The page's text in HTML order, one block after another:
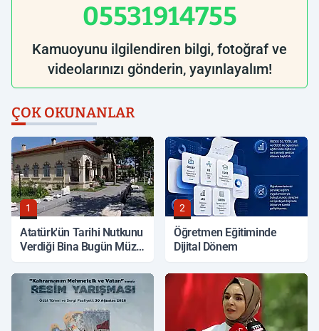
05531914755
Kamuoyunu ilgilendiren bilgi, fotoğraf ve
videolarınızı gönderin, yayınlayalım!
ÇOK OKUNANLAR
1
Atatürk'ün Tarihi Nutkunu
Verdiği Bina Bugün Müze
2
Öğretmen Eğitiminde
Dijital Dönem